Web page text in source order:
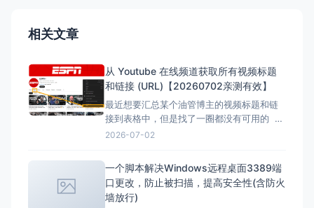
相关文章
从 Youtube 在线频道获取所有视频标题
和链接 (URL)【20260702亲测有效】
最近想要汇总某个油管博主的视频标题和链
接到表格中，但是找了一圈都没有可用的 但
是在下面的文章找到了，但是已失效，所以
的代码都有时效性，使用时注意甄别，当前
测试有效时间为2026-07-02 12：07
2026-07-02
一个脚本解决Windows远程桌面3389端
口更改，防止被扫描，提高安全性(含防火
墙放行)